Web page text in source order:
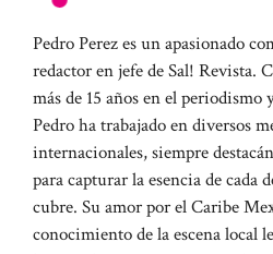
Pedro Perez es un apasionado
redactor en jefe de Sal! Revista.
más de 15 años en el
Pedro ha trabajado en diversos
internacionales, siempre
para capturar la esencia de cada
cubre. Su amor por el Caribe
conocimiento de la escena local